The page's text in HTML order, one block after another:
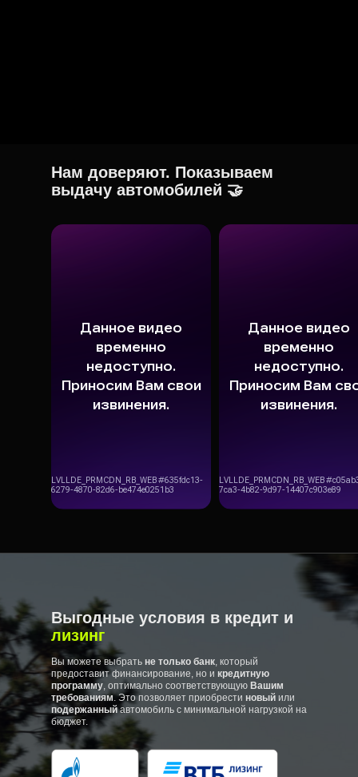
Нам доверяют. Показываем
выдачу автомобилей 🤝
Выгодные условия в кредит и
лизинг
Вы можете выбрать не только банк, который
предоставит финансирование, но и кредитную
программу, оптимально соответствующую Вашим
требованиям. Это позволяет приобрести новый или
подержанныйавтомобиль с минимальной нагрузкой на
бюджет.